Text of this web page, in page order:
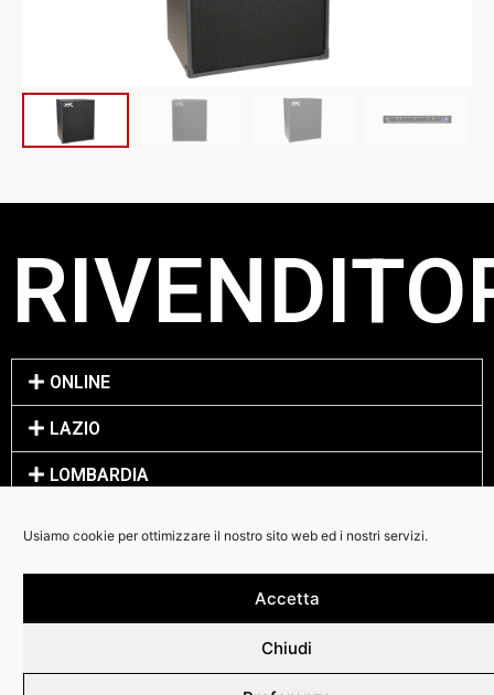
Usiamo cookie per ottimizzare il nostro sito web ed i nostri servizi.
Accetta
Chiudi
ONLINE
LAZIO
LOMBARDIA
DETTAGLI:
• Power: 350 Watts Switch Mode Power amp (500 watts with